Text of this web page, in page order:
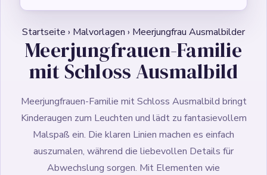
Startseite › Malvorlagen › Meerjungfrau Ausmalbilder
Meerjungfrauen-Familie
mit Schloss Ausmalbild
Meerjungfrauen-Familie mit Schloss Ausmalbild bringt
Kinderaugen zum Leuchten und lädt zu fantasievollem
Malspaß ein. Die klaren Linien machen es einfach
auszumalen, während die liebevollen Details für
Abwechslung sorgen. Mit Elementen wie